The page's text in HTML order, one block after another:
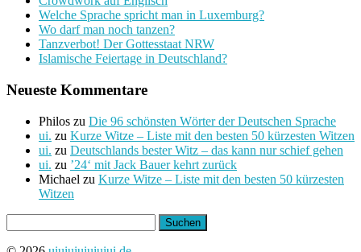
Welche Sprache spricht man in Luxemburg?
Wo darf man noch tanzen?
Tanzverbot! Der Gottesstaat NRW
Islamische Feiertage in Deutschland?
Neueste Kommentare
Philos zu Die 96 schönsten Wörter der Deutschen Sprache
ui. zu Kurze Witze – Liste mit den besten 50 kürzesten Witzen
ui. zu Deutschlands bester Witz – das kann nur schief gehen
ui. zu ’24‘ mit Jack Bauer kehrt zurück
Michael zu Kurze Witze – Liste mit den besten 50 kürzesten
Witzen
nach: